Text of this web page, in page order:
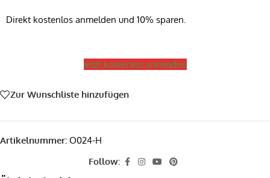
Direkt kostenlos anmelden und 10% sparen.
Jetzt kostenlos anmelden
Zur Wunschliste hinzufügen
Artikelnummer: O024-H
Follow: